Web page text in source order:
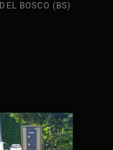
BOSCO (BS)